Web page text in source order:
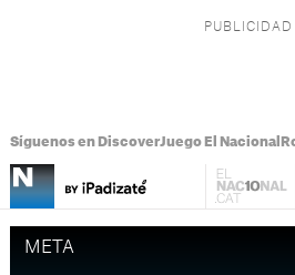
Síguenos en DiscoverJuego El Nacional
META